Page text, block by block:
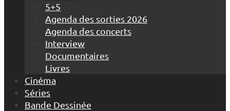
5+5
Agenda des sorties 2026
Agenda des concerts
Interview
Documentaires
Livres
Cinéma
Séries
Bande Dessinée